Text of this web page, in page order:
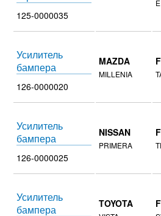
125-0000035
Усилитель
бампера
126-0000020
MAZDA
MILLENIA
F
Усилитель
бампера
126-0000025
NISSAN
PRIMERA
F
Усилитель
бампера
TOYOTA F